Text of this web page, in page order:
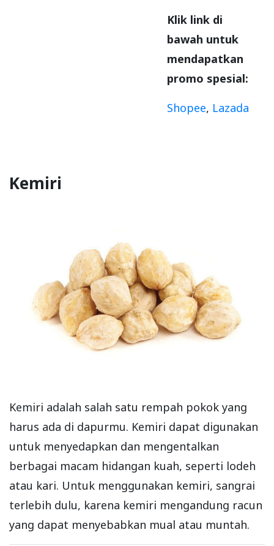
Klik link di
bawah untuk
mendapatkan
promo spesial:
Shopee, Lazada
Kemiri
Kemiri adalah salah satu rempah pokok yang
harus ada di dapurmu. Kemiri dapat digunakan
untuk menyedapkan dan mengentalkan
berbagai macam hidangan kuah, seperti lodeh
atau kari. Untuk menggunakan kemiri, sangrai
terlebih dulu, karena kemiri mengandung racun
yang dapat menyebabkan mual atau muntah.